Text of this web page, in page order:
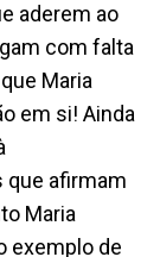
aderem ao
com falta
Maria
em si! Ainda
que afirmam
Maria
exemplo de